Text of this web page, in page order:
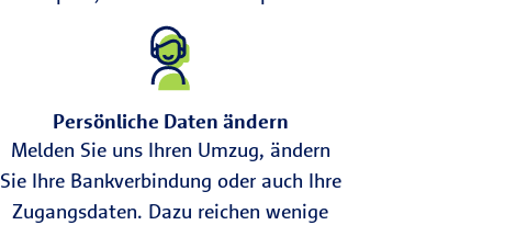
Persönliche Daten ändern
Melden Sie uns Ihren Umzug, ändern
Sie Ihre Bankverbindung oder auch Ihre
Zugangsdaten. Dazu reichen wenige